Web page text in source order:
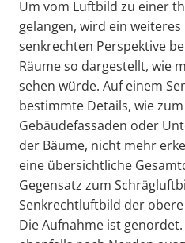
Um vom Luftbild zu einer
gelangen, wird ein
senkrechten Perspektive
Räume so dargestellt, wie
sehen würde. Auf einem
bestimmte Details, wie
Gebäudefassaden oder
der Bäume, nicht mehr
eine übersichtliche
Gegensatz zum
Senkrechtluftbild der
Die Aufnahme ist